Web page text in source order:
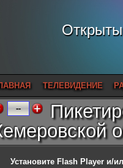
ТЕЛЕВИДЕНИЕ
--
Установите Flash Player и/